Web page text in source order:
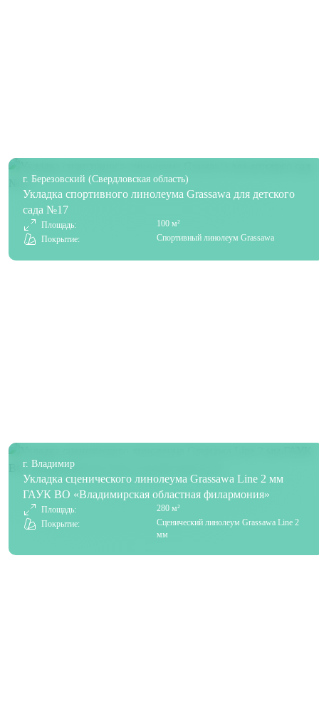
г. Березовский (Свердловская область)
Укладка спортивного линолеума Grassawa для детского
сада №17
Площадь:
100 м²
Покрытие:
Спортивный линолеум Grassawa
г. Владимир
Укладка сценического линолеума Grassawa Line 2 мм
ГАУК ВО «Владимирская областная филармония»
Площадь:
280 м²
Покрытие:
Сценический линолеум Grassawa Line 2
мм